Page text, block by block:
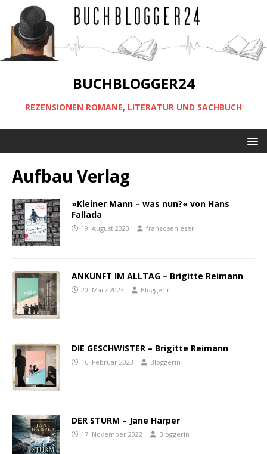
BUCHBLOGGER24
REZENSIONEN ROMANE, LITERATUR UND SACHBUCH
Aufbau Verlag
»Kleiner Mann – was nun?« von Hans
Fallada
19. August 2023 franzosenleser
ANKUNFT IM ALLTAG – Brigitte Reimann
20. März 2023 Bloggerin
DIE GESCHWISTER – Brigitte Reimann
16. Februar 2023 Bloggerin
DER STURM – Jane Harper
17. November 2022 Bloggerin